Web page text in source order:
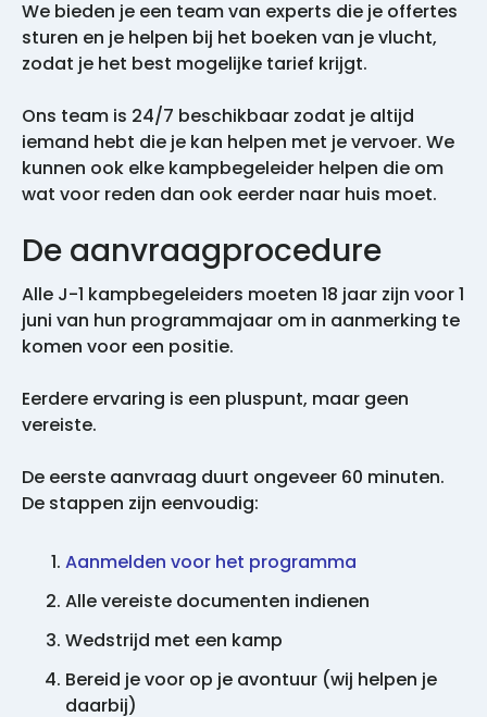
We bieden je een team van experts die je offertes
sturen en je helpen bij het boeken van je vlucht,
zodat je het best mogelijke tarief krijgt.
Ons team is 24/7 beschikbaar zodat je altijd
iemand hebt die je kan helpen met je vervoer. We
kunnen ook elke kampbegeleider helpen die om
wat voor reden dan ook eerder naar huis moet.
De aanvraagprocedure
Alle J-1 kampbegeleiders moeten 18 jaar zijn voor 1
juni van hun programmajaar om in aanmerking te
komen voor een positie.
Eerdere ervaring is een pluspunt, maar geen
vereiste.
De eerste aanvraag duurt ongeveer 60 minuten.
De stappen zijn eenvoudig:
Aanmelden voor het programma
Alle vereiste documenten indienen
Wedstrijd met een kamp
Bereid je voor op je avontuur (wij helpen je
daarbij)